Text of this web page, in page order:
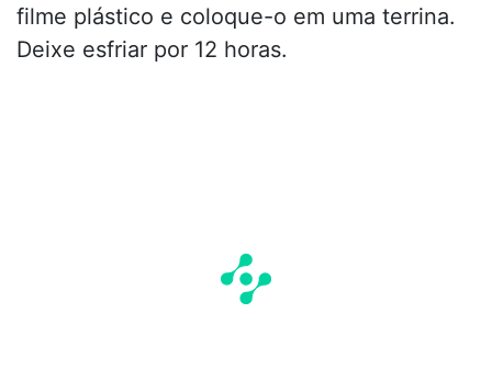
filme plástico e coloque-o em uma terrina.
Deixe esfriar por 12 horas.